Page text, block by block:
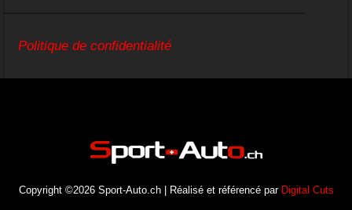
Politique de confidentialité
Copyright ©2026 Sport-Auto.ch | Réalisé et référencé par Digital Cuts